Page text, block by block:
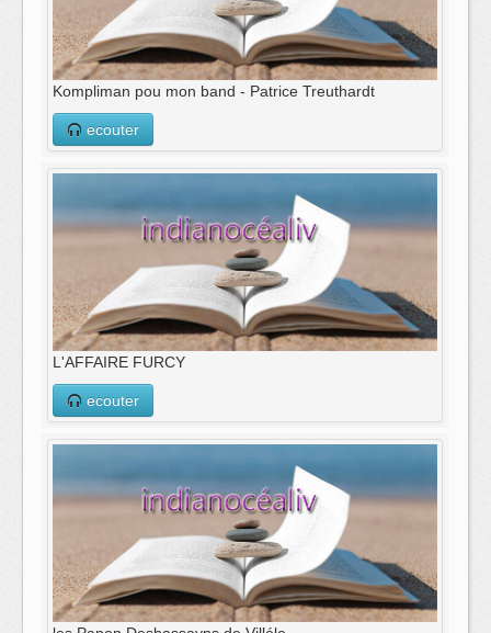
Kompliman pou mon band - Patrice Treuthardt
ecouter
L'AFFAIRE FURCY
ecouter